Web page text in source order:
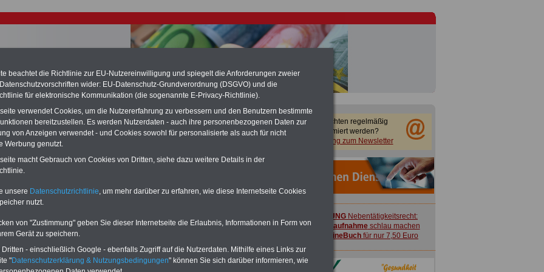
Reha - Recherchieren Sie mit dem "führenden" Klinikverzeichnis
führende Klinikverzeichnis rund um die Beihilfe" gibt ihnen Orientierung
nach der geeigneten Klinik für Ihre nächsten Reha. Sie können auch
von A bis Zsuchen. Beamtinnen und Beamte finden zudem
Angebote nach Gesundheitswochen..
des Landes Bayern: Artikel 67
OnlineServicefür 10 Euro
von 12 Monaten bleiben Sie in den
wichtigsten Fragen zum Öffentlichen
Dienst auf dem Laufenden: auch ein
Sie möchten regelmäßig
informiert werden?
Anmeldung zum Newsletter
ACHTUNGNebentätigkeitsrecht:
vor Jobaufnahme
OnlineBuch
ACHTUNG Nebentätigkeitsrecht:
vor Jobaufnahmeschlau machen
OnlineBuch für nur 7,50 Euro
beachtet die Richtlinie zur EU-Nutzereinwilligung und spiegelt die Anforderungen zweier
wider: EU-Datenschutz-Grundverordnung (DSGVO) und die
für elektronische Kommunikation (die sogenannte E-Privacy-Richtlinie).
verwendet Cookies, um die Nutzererfahrung zu verbessern und den Benutzern bestimmte
bereitzustellen. Es werden Nutzerdaten - auch ihre personenbezogenen Daten zur
von Anzeigen verwendet - und Cookies sowohl für personalisierte als auch für nicht
Werbung genutzt.
macht Gebrauch von Cookies von Dritten, siehe dazu weitere Details in der
unsere Datenschutzrichtlinie, um mehr darüber zu erfahren, wie diese Internetseite Cookies
nutzt.
von "Zustimmung" geben Sie dieser Internetseite die Erlaubnis, Informationen in Form von
Gerät zu speichern.
- einschließlich Google - ebenfalls Zugriff auf die Nutzerdaten. Mithilfe eines Links zur
"Datenschutzerklärung & Nutzungsbedingungen" können Sie sich darüber informieren, wie